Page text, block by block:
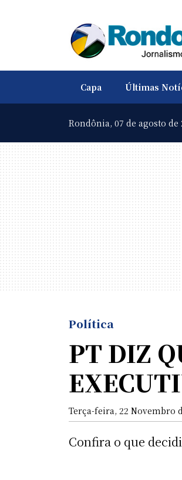
Capa Últimas
Rondônia, 07 de agosto de
Política
PT DIZ
Terça-feira, 22 Novembro
Confira o que